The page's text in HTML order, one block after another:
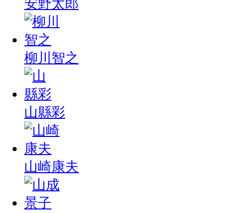
安野太郎
柳川智之
山縣彩
山崎康夫